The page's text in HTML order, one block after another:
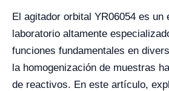
El agitador orbital YR06054 es un
laboratorio altamente
funciones fundamentales en
la homogenización de muestras
de reactivos. En este artículo,